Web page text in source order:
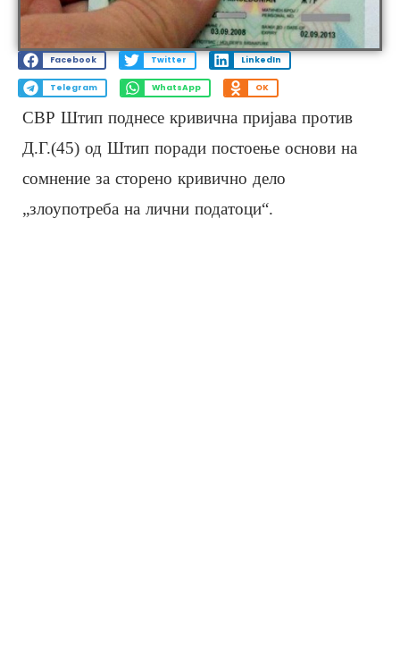
Facebook Twitter LinkedIn
Telegram WhatsApp OK
СВР Штип поднесе кривична пријава против
Д.Г.(45) од Штип поради постоење основи на
сомнение за сторено кривично дело
„злоупотреба на лични податоци“.